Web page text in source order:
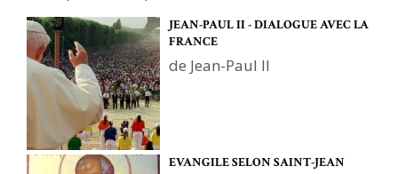
JEAN-PAUL II - DIALOGUE AVEC LA
FRANCE
de Jean-Paul II
EVANGILE SELON SAINT-JEAN